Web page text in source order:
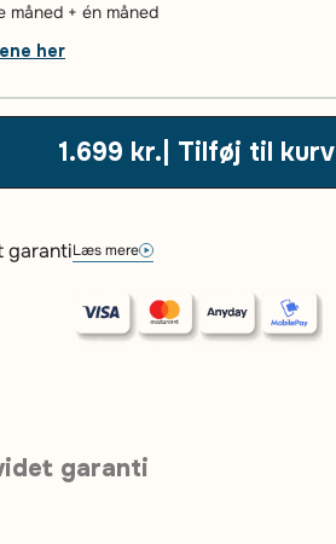
måned + én måned
her
1.699 kr. | Tilføj til kurv
garantiLæs mere
garanti